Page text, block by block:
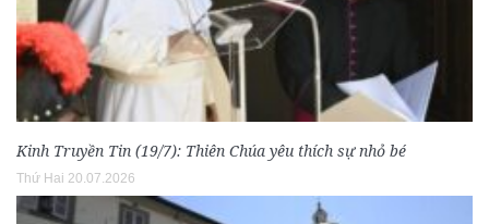
Kinh Truyền Tin (19/7): Thiên Chúa yêu thích sự nhỏ bé
Thứ Hai 20.07.2026